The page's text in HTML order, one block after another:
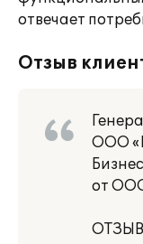
отвечает
Отзыв
ООО
от
ОТЗЫВ